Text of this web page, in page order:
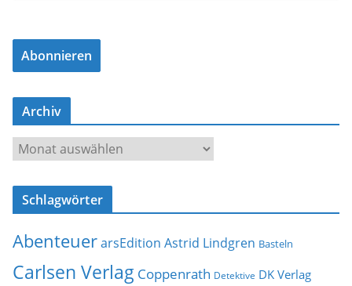
a
l
-
d
s
e
Abonnieren
Archiv
r
c
v
Schlagwörter
AbenteuerarsEdition Astrid Lindgren Basteln
Carlsen Verlag Coppenrath Detektive DK Verlag